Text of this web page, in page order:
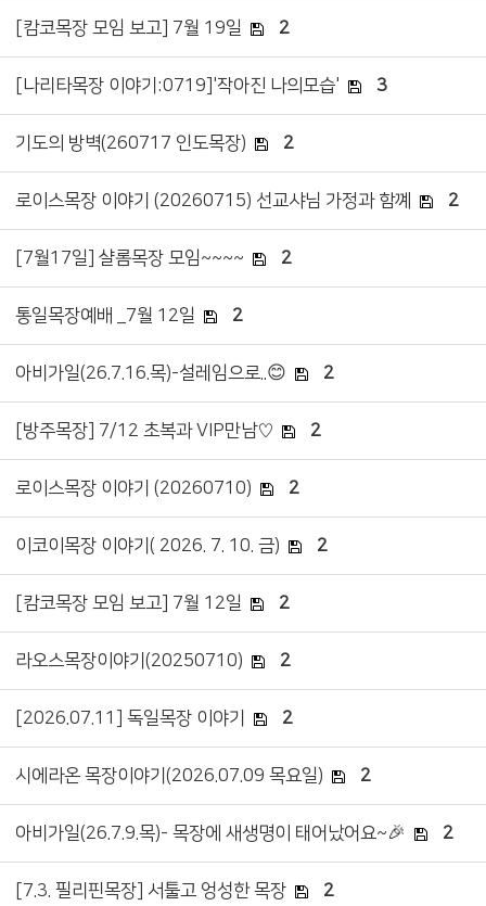
[캄코목장 모임 보고] 7월 19일 2
[나리타목장 이야기:0719]'작아진 나의모습' 3
기도의 방벽(260717 인도목장) 2
로이스목장 이야기 (20260715) 선교샤님 가정과 함꼐 2
[7월17일] 샬롬목장 모임~~~~ 2
통일목장예배 _7월 12일 2
아비가일(26.7.16.목)-설레임으로..😊 2
[방주목장] 7/12 초복과 VIP만남♡ 2
로이스목장 이야기 (20260710) 2
이코이목장 이야기( 2026. 7. 10. 금) 2
[캄코목장 모임 보고] 7월 12일 2
라오스목장이야기(20250710) 2
[2026.07.11] 독일목장 이야기 2
시에라온 목장이야기(2026.07.09 목요일) 2
아비가일(26.7.9.목)- 목장에 새생명이 태어났어요~🎉 2
[7.3. 필리핀목장] 서툴고 엉성한 목장 2